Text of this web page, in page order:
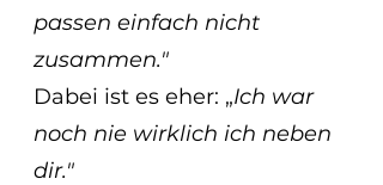
passen einfach nicht
zusammen."
Dabei ist es eher: „Ich war
noch nie wirklich ich neben
dir."